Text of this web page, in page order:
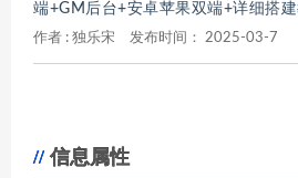
端+GM后台+安卓苹果双端+详细搭
作者 : 独乐宋 发布时间： 2025-03-7
信息属性